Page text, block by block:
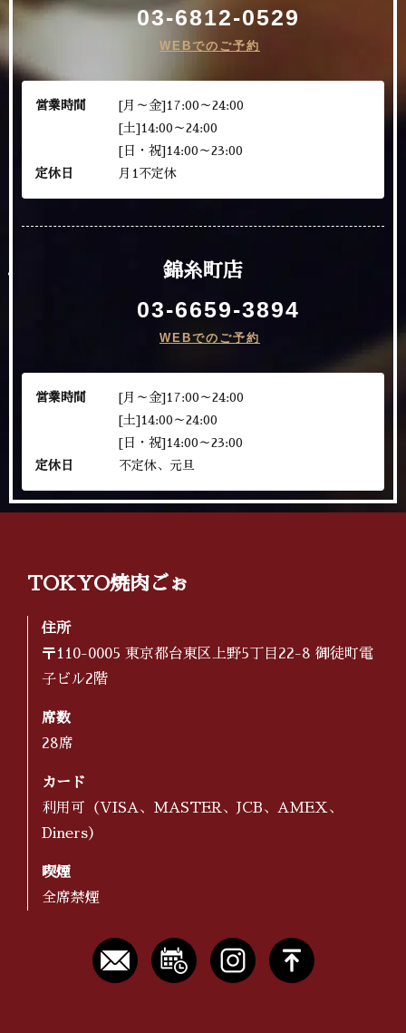
03-6812-0529
WEBでのご予約
営業時間
[月～金]17:00～24:00
[土]14:00～24:00
[日・祝]14:00～23:00
定休日
月1不定休
錦糸町店
03-6659-3894
WEBでのご予約
営業時間
[月～金]17:00～24:00
[土]14:00～24:00
[日・祝]14:00～23:00
定休日
不定休、元旦
TOKYO焼肉ごぉ
住所
〒110-0005 東京都台東区上野5丁目22-8 御徒町電
子ビル2階
席数
28席
カード
利用可（VISA、MASTER、JCB、AMEX、
Diners）
喫煙
全席禁煙